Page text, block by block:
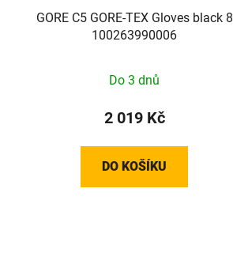
GORE C5 GORE-TEX Gloves black 8
100263990006
Do 3 dnů
2 019 Kč
DO KOŠÍKU